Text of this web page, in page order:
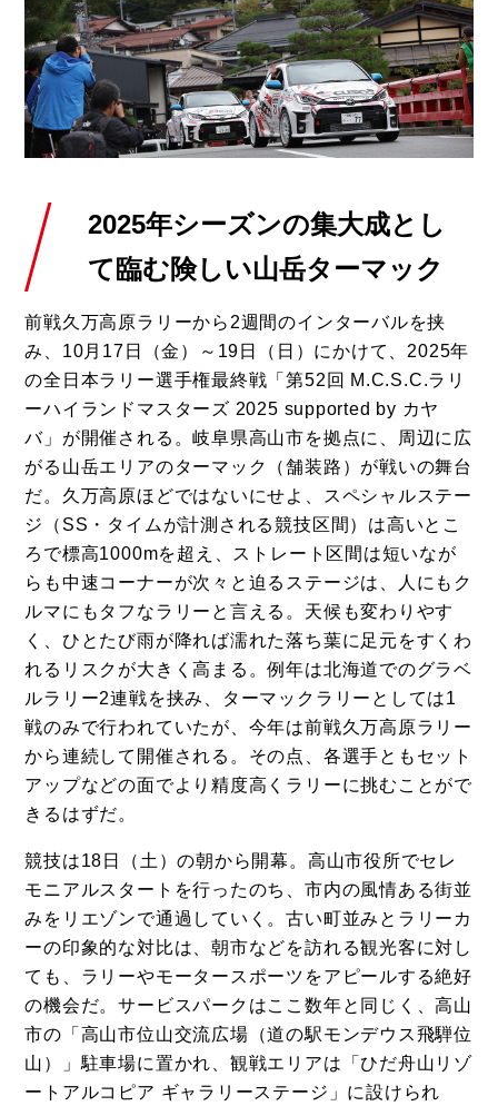
2025年シーズンの集大成とし
て臨む険しい山岳ターマック
前戦久万高原ラリーから2週間のインターバルを挟
み、10月17日（金）～19日（日）にかけて、2025年
の全日本ラリー選手権最終戦「第52回 M.C.S.C.ラリ
ーハイランドマスターズ 2025 supported by カヤ
バ」が開催される。岐阜県高山市を拠点に、周辺に広
がる山岳エリアのターマック（舗装路）が戦いの舞台
だ。久万高原ほどではないにせよ、スペシャルステー
ジ（SS・タイムが計測される競技区間）は高いとこ
ろで標高1000mを超え、ストレート区間は短いなが
らも中速コーナーが次々と迫るステージは、人にもク
ルマにもタフなラリーと言える。天候も変わりやす
く、ひとたび雨が降れば濡れた落ち葉に足元をすくわ
れるリスクが大きく高まる。例年は北海道でのグラベ
ルラリー2連戦を挟み、ターマックラリーとしては1
戦のみで行われていたが、今年は前戦久万高原ラリー
から連続して開催される。その点、各選手ともセット
アップなどの面でより精度高くラリーに挑むことがで
きるはずだ。
競技は18日（土）の朝から開幕。高山市役所でセレ
モニアルスタートを行ったのち、市内の風情ある街並
みをリエゾンで通過していく。古い町並みとラリーカ
ーの印象的な対比は、朝市などを訪れる観光客に対し
ても、ラリーやモータースポーツをアピールする絶好
の機会だ。サービスパークはここ数年と同じく、高山
市の「高山市位山交流広場（道の駅モンデウス飛騨位
山）」駐車場に置かれ、観戦エリアは「ひだ舟山リゾ
ートアルコピア ギャラリーステージ」に設けられ